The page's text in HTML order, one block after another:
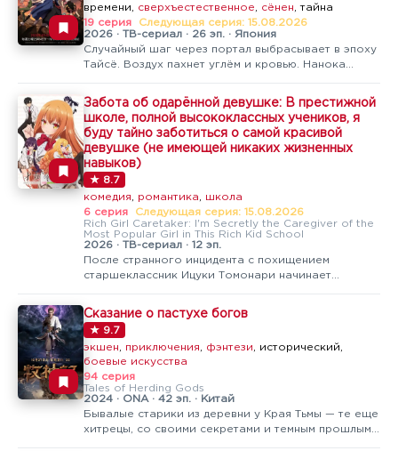
времени, сверхъестественное, сёнен, тайна
19 серия
Следующая серия: 15.08.2026
2026 · ТВ-сериал · 26 эп. · Япония
Случайный шаг через портал выбрасывает в эпоху
Тайсё. Воздух пахнет углём и кровью. Нанока
Мрачный экзорцист с глазами, видевшими смерть.
Возвращение не принесло облегчения. Тело
изменилось. Внутри проснулась чужая…
Забота об одарённой девушке: В престижной
школе, полной высококлассных учеников, я
буду тайно заботиться о самой красивой
девушке (не имеющей никаких жизненных
навыков)
★ 8.7
комедия, романтика, школа
6 серия
Следующая серия: 15.08.2026
Rich Girl Caretaker: I'm Secretly the Caregiver of the
Most Popular Girl in This Rich Kid School
2026 · ТВ-сериал · 12 эп.
После странного инцидента с похищением
старшеклассник Ицуки Томонари начинает
девушкой из семьи, владеющей одной из
крупнейших корпораций Японии. Для большинства
людей Хинако выглядит идеальной наследницей:
умной…
Сказание о пастухе богов
★ 9.7
экшен, приключения, фэнтези, исторический,
боевые искусства
94 серия
Tales of Herding Gods
2024 · ONA · 42 эп. · Китай
Бывалые старики из деревни у Края Тьмы — те еще
хитрецы, со своими секретами и темным прошлым,